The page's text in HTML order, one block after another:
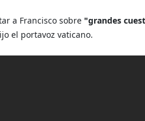
a Francisco sobre "grandes
el portavoz vaticano.